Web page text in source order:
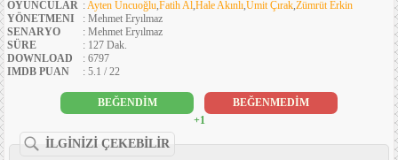
OYUNCULAR :Ayten Uncuoğlu,Fatih Al,Hale Akınlı,Ümit Çırak,Zümrüt Erkin
YÖNETMENI
: Mehmet Eryılmaz
SENARYO
: Mehmet Eryılmaz
SÜRE
: 127 Dak.
DOWNLOAD
: 6797
IMDB PUAN
: 5.1 / 22
BEĞENDİM
BEĞENMEDİM
+1
İLGİNİZİ ÇEKEBİLİR